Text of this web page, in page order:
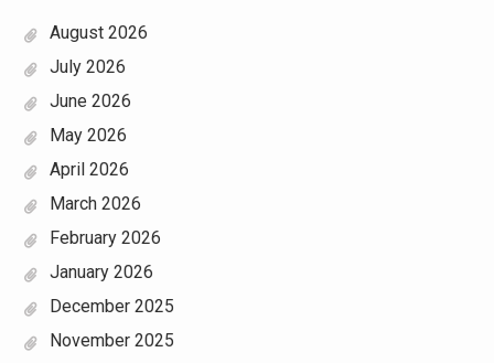
August 2026
July 2026
June 2026
May 2026
April 2026
March 2026
February 2026
January 2026
December 2025
November 2025